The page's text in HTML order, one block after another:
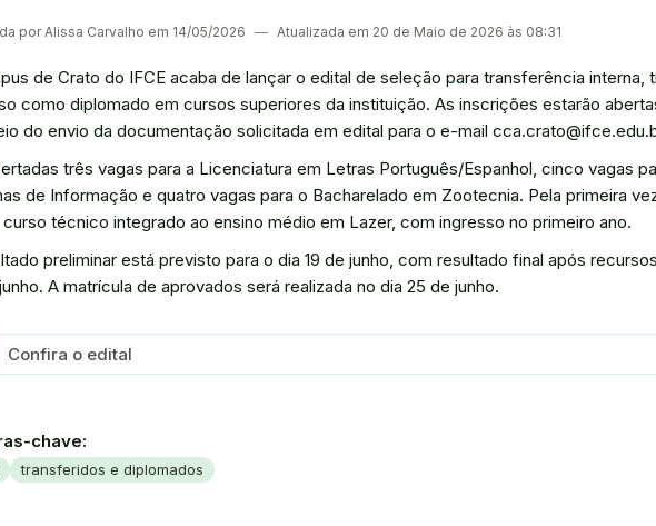
por Alissa Carvalho em 14/05/2026 ― Atualizada em 20 de Maio de 2026 às 08:31
de Crato do IFCE acaba de lançar o edital de seleção para transferência interna,
como diplomado em cursos superiores da instituição. As inscrições estarão
do envio da documentação solicitada em edital para o e-mail
três vagas para a Licenciatura em Letras Português/Espanhol, cinco vagas
de Informação e quatro vagas para o Bacharelado em Zootecnia. Pela primeira
curso técnico integrado ao ensino médio em Lazer, com ingresso no primeiro ano.
preliminar está previsto para o dia 19 de junho, com resultado final após
A matrícula de aprovados será realizada no dia 25 de junho.
Confira o edital
chave:
transferidos e diplomados